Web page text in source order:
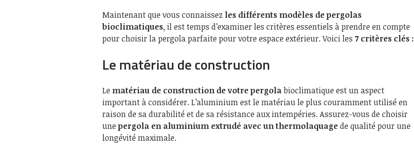
Maintenant que vous connaissez les différents modèles de pergolas
bioclimatiques, il est temps d’examiner les critères essentiels à prendre en compte
pour choisir la pergola parfaite pour votre espace extérieur. Voici les 7 critères clés :
Le matériau de construction
Le matériau de construction de votre pergolabioclimatique est un aspect
important à considérer. L’aluminium est le matériau le plus couramment utilisé en
raison de sa durabilité et de sa résistance aux intempéries. Assurez-vous de choisir
une pergola en aluminium extrudé avec un thermolaquagede qualité pour une
longévité maximale.